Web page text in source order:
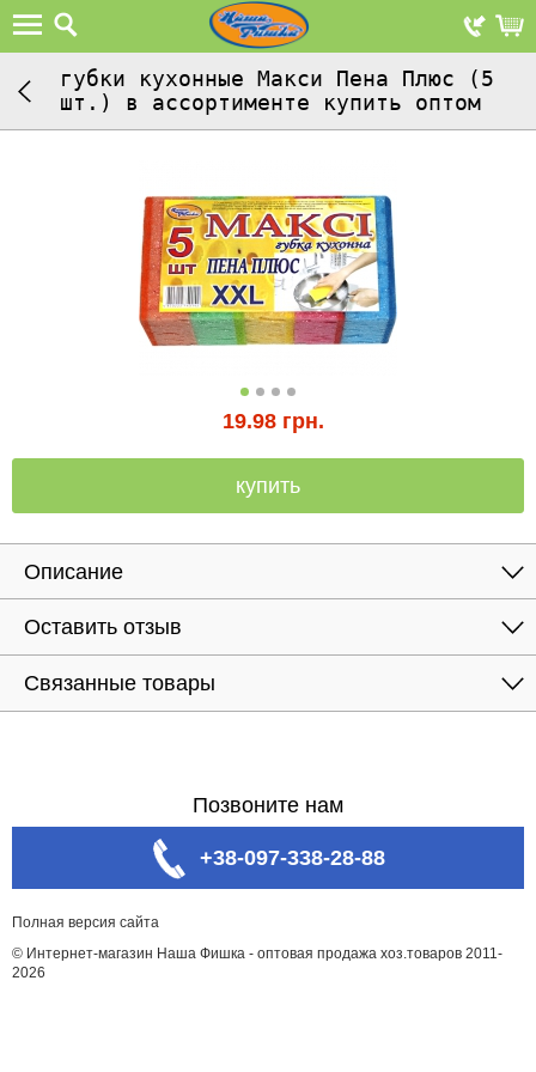
губки кухонные Макси Пена Плюс (5
шт.) в ассортименте купить оптом
19.98 грн.
купить
Описание
Оставить отзыв
Связанные товары
Позвоните нам
+38-097-338-28-88
Полная версия сайта
© Интернет-магазин Наша Фишка - оптовая продажа хоз.товаров 2011-
2026